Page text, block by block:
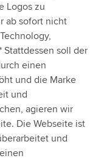
Logos zu
ab sofort nicht
Stattdessen soll der
einen
und die Marke
und
agieren wir
Die Webseite ist
und